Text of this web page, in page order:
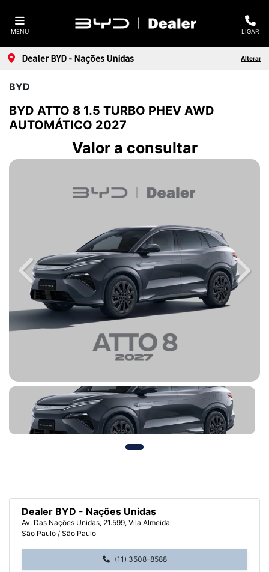
MENU LIGAR
Dealer BYD - Nações Unidas Alterar
BYD
BYD ATTO 8 1.5 TURBO PHEV AWD
AUTOMÁTICO 2027
Valor a consultar
Previous Next
Dealer BYD - Nações Unidas
Av. Das Nações Unidas, 21.599, Vila Almeida
São Paulo / São Paulo
(11) 3508-8588